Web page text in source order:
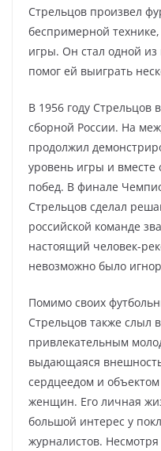
Стрельцов произвел
беспримерной
игры. Он стал одной
помог ей выиграть
В 1956 году Стрельцов
сборной России. На
продолжил
уровень игры и вместе
побед. В финале
Стрельцов сделал
российской команде
настоящий человек-
невозможно было
Помимо своих
Стрельцов также слыл
привлекательным
выдающаяся
сердцеедом и
женщин. Его личная
большой интерес у
журналистов.